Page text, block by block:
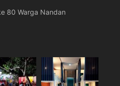
80 Warga Nandan